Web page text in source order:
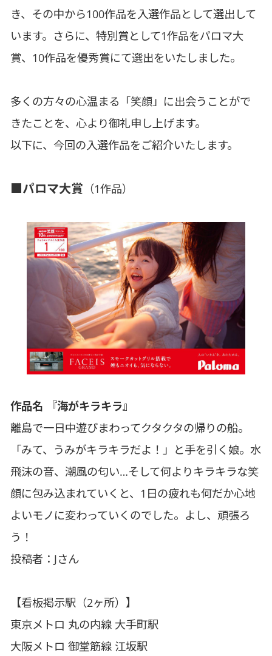
き、その中から100作品を入選作品として選出して
います。さらに、特別賞として1作品をパロマ大
賞、10作品を優秀賞にて選出をいたしました。
多くの方々の心温まる「笑顔」に出会うことがで
きたことを、心より御礼申し上げます。
以下に、今回の入選作品をご紹介いたします。
■パロマ大賞 （1作品）
作品名 『海がキラキラ』
離島で一日中遊びまわってクタクタの帰りの船。
「みて、うみがキラキラだよ！」と手を引く娘。水
飛沫の音、潮風の匂い…そして何よりキラキラな笑
顔に包み込まれていくと、1日の疲れも何だか心地
よいモノに変わっていくのでした。よし、頑張ろ
う！
投稿者：Jさん
【看板掲示駅（2ヶ所）】
東京メトロ 丸の内線 大手町駅
大阪メトロ 御堂筋線 江坂駅